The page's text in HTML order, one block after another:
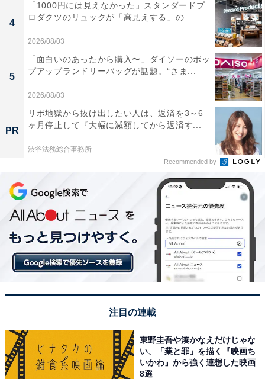
この記事の執筆者： All About ニュース お買
Amazonのセール商品から売れ筋ランキングまで、毎日のお買いも
のがもっと楽しく、もっとお得になる情報をお届け。編集部員によ
る独自レビューなど、ここでしか手に入らない情報も満載です。
...続きを読む
【楽天トラベルセール】福岡県「原鶴温泉 ビュ
ーホテル平成」が今だけ特別価格に！ 全ての客
室から筑後平野の絶景を見渡せる宿【6月17
日】
4
「1000円には見えなかった」スタンダードプ
ロダクツのリュックが「高見えする」の...
2026/08/03
5
「面白いのあったから購入〜」ダイソーのポッ
プアップランドリーバッグが話題。“さま...
2026/08/03
PR
リボ地獄から抜け出したい人は、返済を3～6
ヶ月停止して『大幅に減額してから返済す...
渋谷法務総合事務所
Recommended by
注目の連載
東野圭吾や湊かなえだけじゃな
い、「業と罪」を描く『映画ち
いかわ』から強く連想した映画
8選